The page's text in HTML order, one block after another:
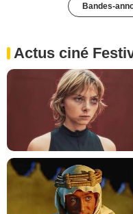
Bandes-
Actus ciné